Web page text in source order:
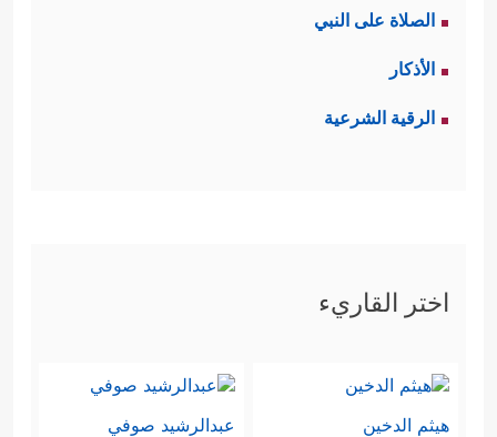
الصلاة على النبي
الأذكار
الرقية الشرعية
اختر القاريء
هيثم الدخين عبدالرشيد صوفي